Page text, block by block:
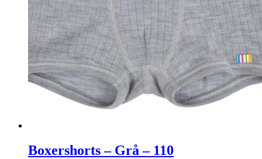
Boxershorts – Grå – 110